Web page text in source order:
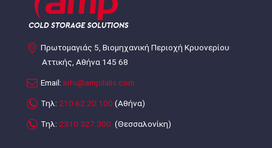
Πρωτομαγιάς 5, Βιομηχανική Περιοχή Κρυονερίου
Αττικής, Αθήνα 145 68
Email: info@ampilalis.com
Τηλ: 210.62.20.100 (Αθήνα)
Τηλ: 2310.327.300 (Θεσσαλονίκη)